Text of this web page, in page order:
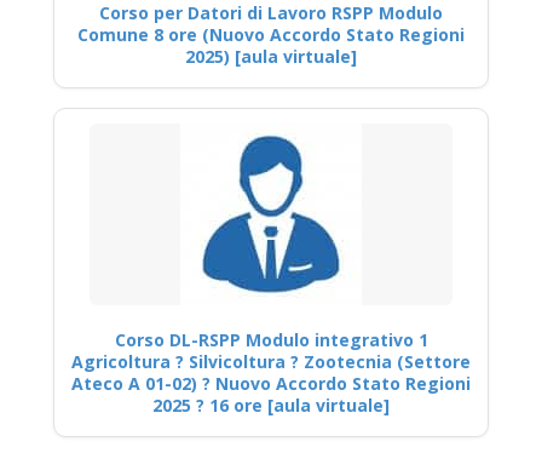
Corso per Datori di Lavoro RSPP Modulo
Comune 8 ore (Nuovo Accordo Stato Regioni
2025) [aula virtuale]
Corso DL-RSPP Modulo integrativo 1
Agricoltura ? Silvicoltura ? Zootecnia (Settore
Ateco A 01-02) ? Nuovo Accordo Stato Regioni
2025 ? 16 ore [aula virtuale]